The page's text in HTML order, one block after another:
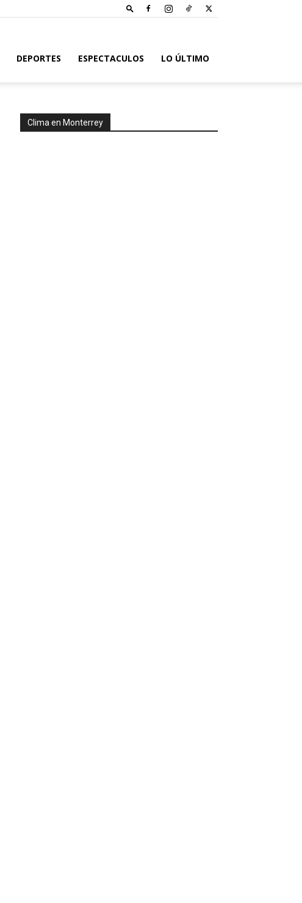
DEPORTES ESPECTACULOS LO ÚLTIMO
Clima en Monterrey